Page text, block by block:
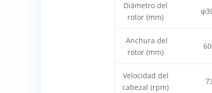
Diámetro del
rotor (mm)
Anchura del
rotor (mm)
Velocidad del
cabezal (rpm)